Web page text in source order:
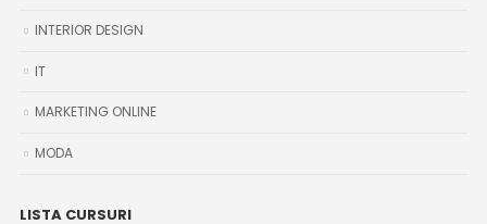
INTERIOR DESIGN
IT
MARKETING ONLINE
MODA
LISTA CURSURI